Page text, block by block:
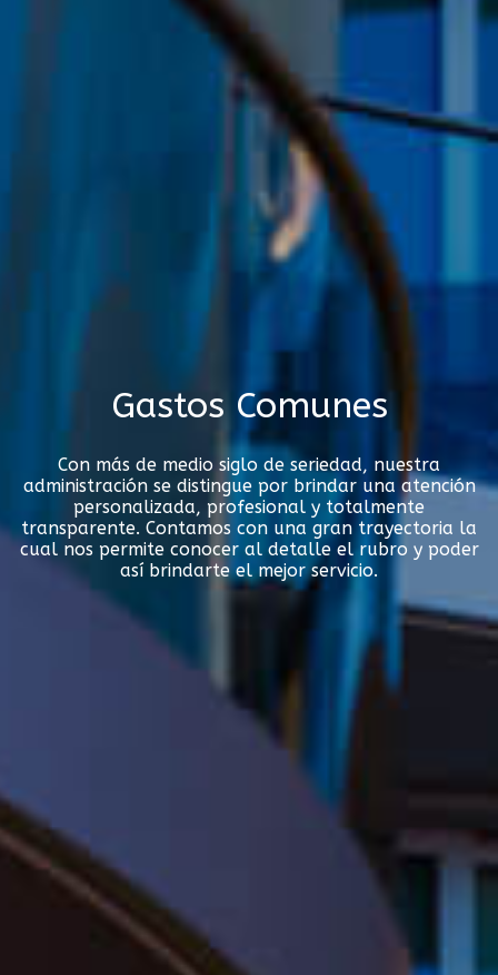
Gastos Comunes
Con más de medio siglo de seriedad, nuestra
administración se distingue por brindar una atención
personalizada, profesional y totalmente
transparente. Contamos con una gran trayectoria la
cual nos permite conocer al detalle el rubro y poder
así brindarte el mejor servicio.